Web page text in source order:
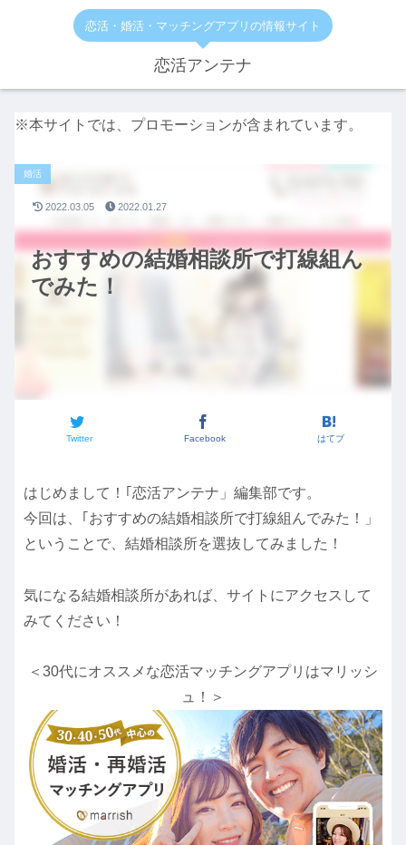
恋活・婚活・マッチングアプリの情報サイト
恋活アンテナ
※本サイトでは、プロモーションが含まれています。
おすすめの結婚相談所で打線組ん
でみた！
婚活
Twitter Facebook はてブ
2022.03.05 2022.01.27
はじめまして！｢恋活アンテナ」編集部です。
今回は、｢おすすめの結婚相談所で打線組んでみた！」
ということで、結婚相談所を選抜してみました！
気になる結婚相談所があれば、サイトにアクセスして
みてください！
＜30代にオススメな恋活マッチングアプリはマリッシ
ュ！＞